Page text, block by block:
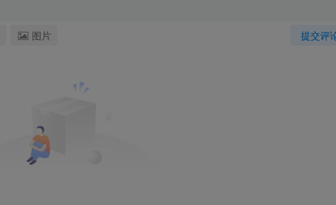
提交评
图片